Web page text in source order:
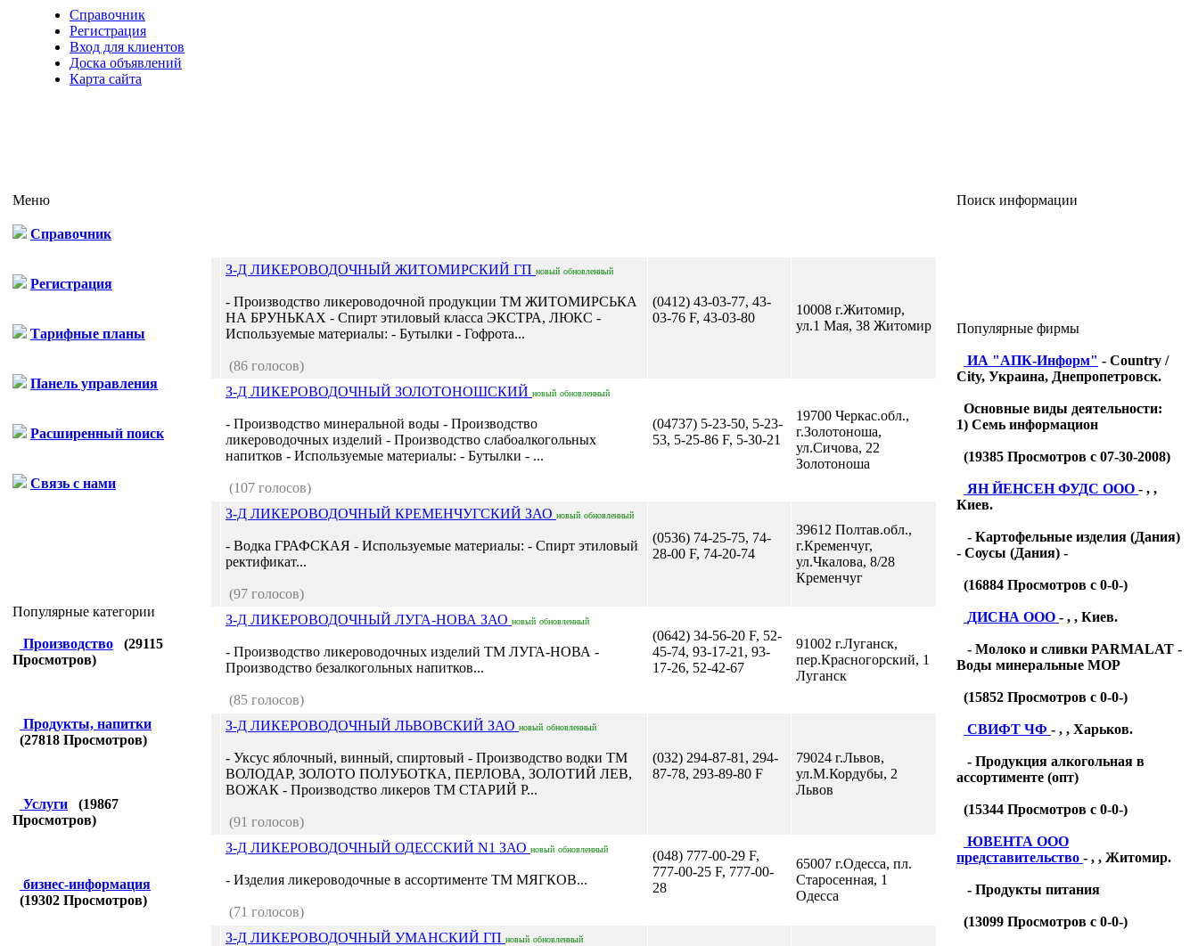
Справочник
Регистрация
Вход для клиентов
Доска объявлений
Карта сайта
Меню
Справочник
Регистрация
Тарифные планы
Панель управления
Расширенный поиск
Связь с нами
Популярные категории
Производство (29115
Просмотров)
Продукты, напитки
(27818 Просмотров)
Услуги (19867
Просмотров)
бизнес-информация
(19302 Просмотров)
З-Д ЛИКЕРОВОДОЧНЫЙ ЖИТОМИРСКИЙ ГП новый обновленный
- Производство ликероводочной продукции ТМ ЖИТОМИРСЬКА
НА БРУНЬКАХ - Спирт этиловый класса ЭКСТРА, ЛЮКС -
Используемые материалы: - Бутылки - Гофрота...
(86 голосов)
(0412) 43-03-77, 43-
03-76 F, 43-03-80
10008 г.Житомир,
ул.1 Мая, 38 Житомир
З-Д ЛИКЕРОВОДОЧНЫЙ ЗОЛОТОНОШСКИЙ новый обновленный
- Производство минеральной воды - Производство
ликероводочных изделий - Производство слабоалкогольных
напитков - Используемые материалы: - Бутылки - ...
(107 голосов)
(04737) 5-23-50, 5-23-
53, 5-25-86 F, 5-30-21
19700 Черкас.обл.,
г.Золотоноша,
ул.Сичова, 22
Золотоноша
З-Д ЛИКЕРОВОДОЧНЫЙ КРЕМЕНЧУГСКИЙ ЗАО новый обновленный
- Водка ГРАФСКАЯ - Используемые материалы: - Спирт этиловый
ректификат...
(97 голосов)
(0536) 74-25-75, 74-
28-00 F, 74-20-74
39612 Полтав.обл.,
г.Кременчуг,
ул.Чкалова, 8/28
Кременчуг
З-Д ЛИКЕРОВОДОЧНЫЙ ЛУГА-НОВА ЗАО новый обновленный
- Производство ликероводочных изделий ТМ ЛУГА-НОВА -
Производство безалкогольных напитков...
(85 голосов)
(0642) 34-56-20 F, 52-
45-74, 93-17-21, 93-
17-26, 52-42-67
91002 г.Луганск,
пер.Красногорский, 1
Луганск
З-Д ЛИКЕРОВОДОЧНЫЙ ЛЬВОВСКИЙ ЗАО новый обновленный
- Уксус яблочный, винный, спиртовый - Производство водки ТМ
ВОЛОДАР, ЗОЛОТО ПОЛУБОТКА, ПЕРЛОВА, ЗОЛОТИЙ ЛЕВ,
ВОЖАК - Производство ликеров ТМ СТАРИЙ Р...
(91 голосов)
(032) 294-87-81, 294-
87-78, 293-89-80 F
79024 г.Львов,
ул.М.Кордубы, 2
Львов
З-Д ЛИКЕРОВОДОЧНЫЙ ОДЕССКИЙ N1 ЗАО новый обновленный
- Изделия ликероводочные в ассортименте ТМ МЯГКОВ...
(71 голосов)
(048) 777-00-29 F,
777-00-25 F, 777-00-
28
65007 г.Одесса, пл.
Старосенная, 1
Одесса
З-Д ЛИКЕРОВОДОЧНЫЙ УМАНСКИЙ ГП новый обновленный
Поиск информации
Популярные фирмы
ИА "АПК-Информ" - Country /
City, Украина, Днепропетровск.
Основные виды деятельности:
1) Семь информацион
(19385 Просмотров с 07-30-2008)
ЯН ЙЕНСЕН ФУДС ООО - , ,
Киев.
- Картофельные изделия (Дания)
- Соусы (Дания) -
(16884 Просмотров с 0-0-)
ДИСНА ООО - , , Киев.
- Молоко и сливки PARMALAT -
Воды минеральные МОР
(15852 Просмотров с 0-0-)
СВИФТ ЧФ - , , Харьков.
- Продукция алкогольная в
ассортименте (опт)
(15344 Просмотров с 0-0-)
ЮВЕНТА ООО
представительство - , , Житомир.
- Продукты питания
(13099 Просмотров с 0-0-)